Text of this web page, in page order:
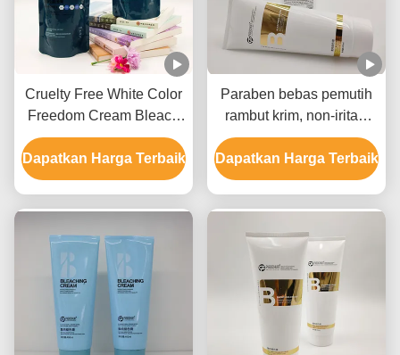
Cruelty Free White Color
Freedom Cream Bleach
Label Pribadi Untuk
Semua Jenis Rambut
Dapatkan Harga Terbaik
Paraben bebas pemutih
rambut krim, non-iritasi
rambut pemutih krim
Dapatkan Harga Terbaik